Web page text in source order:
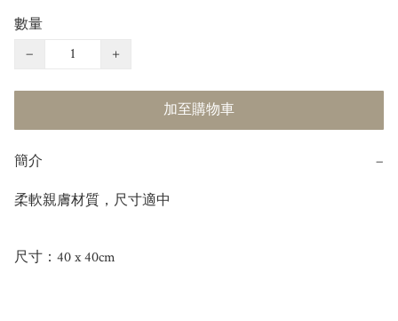
數量
−
+
加至購物車
簡介 −
柔軟親膚材質，尺寸適中
尺寸：40 x 40cm